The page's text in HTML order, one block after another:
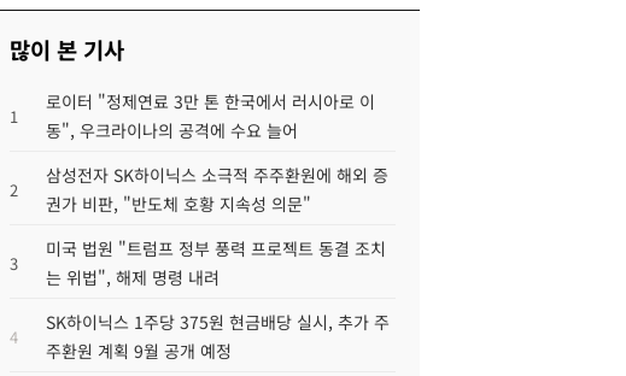
많이 본 기사
1
로이터 "정제연료 3만 톤 한국에서 러시아로 이
동", 우크라이나의 공격에 수요 늘어
2
삼성전자 SK하이닉스 소극적 주주환원에 해외 증
권가 비판, "반도체 호황 지속성 의문"
3
미국 법원 "트럼프 정부 풍력 프로젝트 동결 조치
는 위법", 해제 명령 내려
4
SK하이닉스 1주당 375원 현금배당 실시, 추가 주
주환원 계획 9월 공개 예정